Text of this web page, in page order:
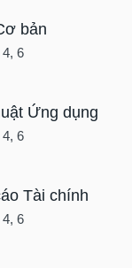
bản
6
Ứng dụng
6
Tài chính
6